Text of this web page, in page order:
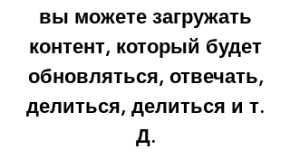
вы можете загружать
контент, который будет
обновляться, отвечать,
делиться, делиться и т.
Д.